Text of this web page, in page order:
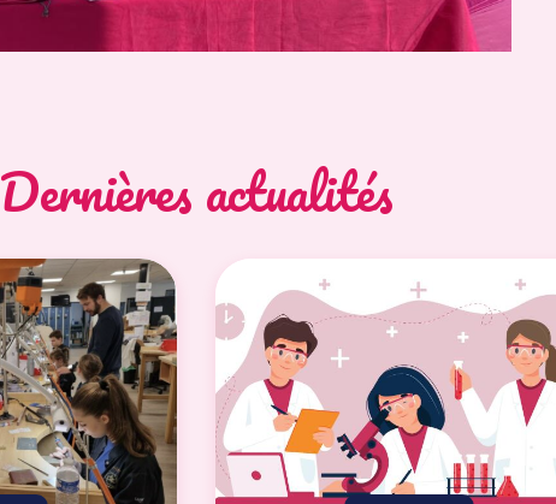
Dernières actualités